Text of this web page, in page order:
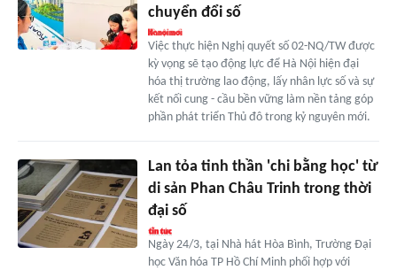
chuyển đổi số
Việc thực hiện Nghị quyết số 02-NQ/TW được
kỳ vọng sẽ tạo động lực để Hà Nội hiện đại
hóa thị trường lao động, lấy nhân lực số và sự
kết nối cung - cầu bền vững làm nền tảng góp
phần phát triển Thủ đô trong kỷ nguyên mới.
Lan tỏa tinh thần 'chi bằng học' từ
di sản Phan Châu Trinh trong thời
đại số
Ngày 24/3, tại Nhà hát Hòa Bình, Trường Đại
học Văn hóa TP Hồ Chí Minh phối hợp với